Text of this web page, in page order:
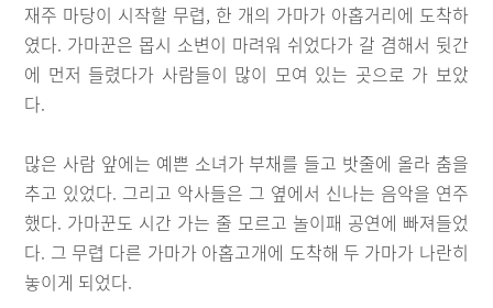
재주 마당이 시작할 무렵, 한 개의 가마가 아홉거리에 도착하
였다. 가마꾼은 몹시 소변이 마려워 쉬었다가 갈 겸해서 뒷간
에 먼저 들렸다가 사람들이 많이 모여 있는 곳으로 가 보았
다.
많은 사람 앞에는 예쁜 소녀가 부채를 들고 밧줄에 올라 춤을
추고 있었다. 그리고 악사들은 그 옆에서 신나는 음악을 연주
했다. 가마꾼도 시간 가는 줄 모르고 놀이패 공연에 빠져들었
다. 그 무렵 다른 가마가 아홉고개에 도착해 두 가마가 나란히
놓이게 되었다.